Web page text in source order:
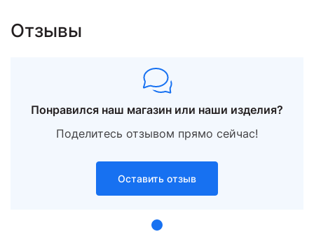
Отзывы
Понравился наш магазин или наши изделия?
Поделитесь отзывом прямо сейчас!
Оставить отзыв